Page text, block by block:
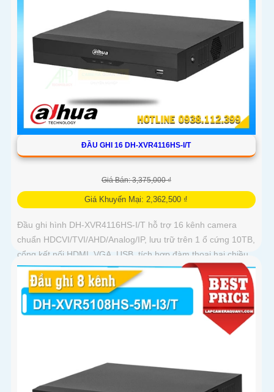
ĐẦU GHI 16 DH-XVR4116HS-I/T
Giá Bán: 3,375,000 ₫
Giá Khuyến Mại: 2,362,500 ₫
Đầu ghi hình DH-XVR4116HS-I/T hỗ trợ 16 kênh camera
chuẩn HDCVI/TVI/AHD/Analog/IP, lưu trữ trên 1 ổ cứng 10TB,
cổng kết nối HDMI, VGA, USB, tích hợp đàm thoại hai chiều,
hỗ trợ xem trực tiếp và xem lại qua mạng, cùng hỗ trợ điều
khiển quay quét 3D thông minh.